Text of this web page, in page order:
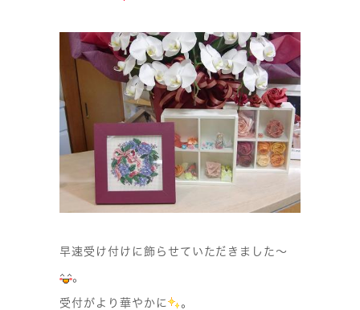
早速受け付けに飾らせていただきました〜
。
受付がより華やかに 。